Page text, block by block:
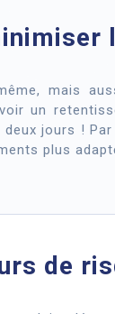
mais
un
deux jours !
plus
de